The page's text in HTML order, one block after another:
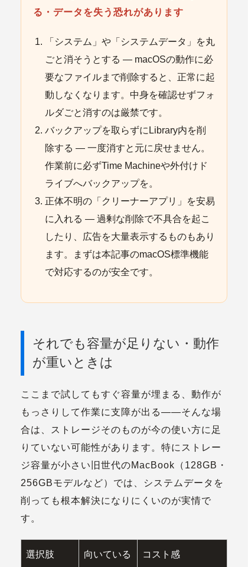
る・データを失う恐れがあります
「システム」や「システムデータ」を丸
ごと消そうとする — macOSの動作に必
要なファイルまで削除すると、正常に起
動しなくなります。中身を確認せずフォ
ルダごと消すのは厳禁です。
バックアップを取らずにLibrary内を削
除する — 一度消すと元に戻せません。
作業前に必ずTime Machineや外付けド
ライブへバックアップを。
正体不明の「クリーナーアプリ」を安易
に入れる — 過剰な削除で不具合を起こ
したり、広告を大量表示するものもあり
ます。まずは本記事のmacOS標準機能
で対応するのが安全です。
それでも容量が足りない・動作
が重いときは
ここまで試してもすぐ容量が埋まる、動作が
もっさりして作業に支障が出る——そんな場
合は、
ストレージそのものが今の使い方に足
りていない可能性があります。特にストレー
ジ容量が小さい旧世代のMacBook（128GB・
256GBモデルなど）では、システムデータを
削っても根本解決になりにくいのが実情で
す。
選択肢 向いている コスト感